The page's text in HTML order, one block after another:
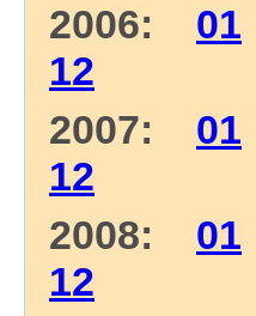
2006: 01
12
2007: 01
12
2008: 01
12